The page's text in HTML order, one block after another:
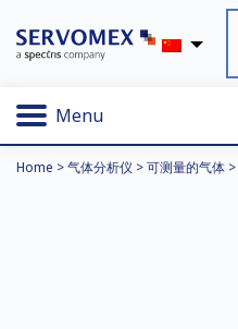
Menu
Home >气体分析仪 >可测量的气体 >